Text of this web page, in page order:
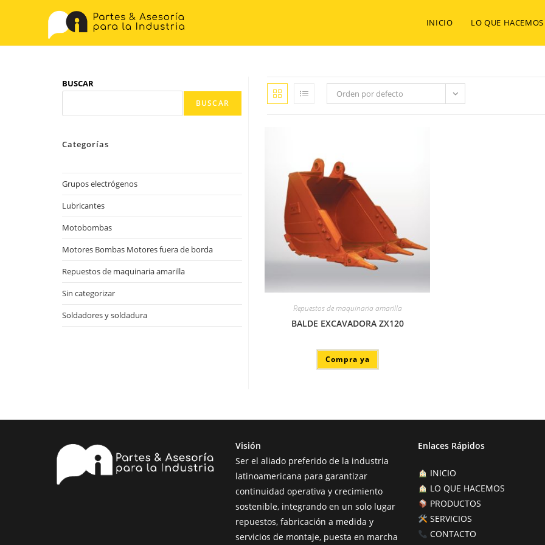
INICIO LO QUE HACEMOS
Orden por defecto
Repuestos de maquinaria amarilla
BALDE EXCAVADORA ZX120
Compra ya
BUSCAR
BUSCAR
Categorías
Grupos electrógenos
Lubricantes
Motobombas
Motores Bombas Motores fuera de borda
Repuestos de maquinaria amarilla
Sin categorizar
Soldadores y soldadura
Visión
Ser el aliado preferido de la industria
latinoamericana para garantizar
continuidad operativa y crecimiento
sostenible, integrando en un solo lugar
repuestos, fabricación a medida y
servicios de montaje, puesta en marcha
Enlaces Rápidos
INICIO
LO QUE HACEMOS
PRODUCTOS
SERVICIOS
CONTACTO